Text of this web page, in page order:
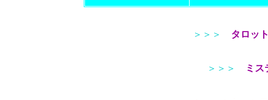
＞＞＞ タロッ
＞＞＞ ミス